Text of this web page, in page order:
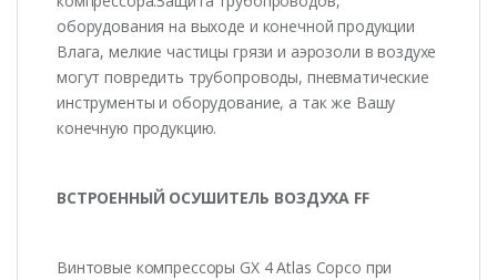
оборудования на выходе и конечной продукции
Влага, мелкие частицы грязи и аэрозоли в воздухе
могут повредить трубопроводы, пневматические
инструменты и оборудование, а так же Вашу
конечную продукцию.
ВСТРОЕННЫЙ ОСУШИТЕЛЬ ВОЗДУХА FF
Винтовые компрессоры GX 4 Atlas Copco при